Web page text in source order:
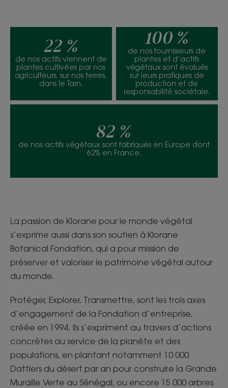
22 %
de nos actifs viennent de
plantes cultivées par nos
agriculteurs, sur nos terres,
dans le Tarn.
100 %
de nos fournisseurs de
plantes et d’actifs
végétaux sont évalués
sur leurs pratiques de
production et de
responsabilité sociétale.
82 %
de nos actifs végétaux sont fabriqués en Europe dont
62% en France.
La passion de Klorane pour le monde végétal
s’exprime aussi dans son soutien à Klorane
Botanical Fondation, qui a pour mission de
préserver et valoriser le patrimoine végétal autour
du monde.
Protéger, Explorer, Transmettre, sont les trois axes
d’engagement de la Fondation d’entreprise,
créée en 1994. Ils s’expriment au travers d’actions
concrètes au service de la planète et des
populations, en plantant notamment 10 000
Dattiers du désert par an pour construire la Grande
Muraille Verte au Sénégal, ou encore 15 000 arbres